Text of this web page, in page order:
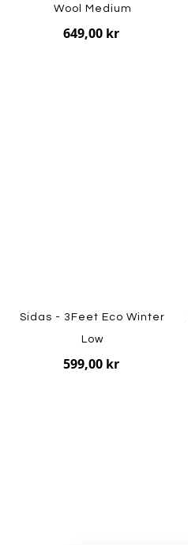
Wool Medium
649,00 kr
Sidas - 3Feet Eco Winter
Low
599,00 kr